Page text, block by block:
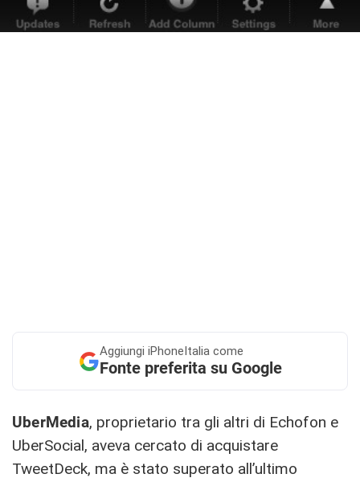
Aggiungi iPhoneItalia come
Fonte preferita su Google
UberMedia, proprietario tra gli altri di Echofon e
UberSocial, aveva cercato di acquistare
TweetDeck, ma è stato superato all’ultimo